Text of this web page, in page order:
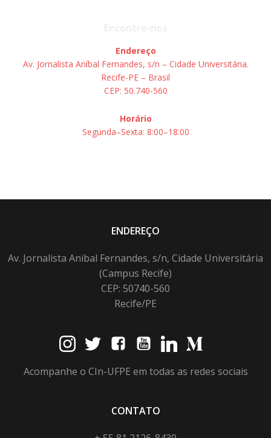
Endereço
Av. Jornalista Aníbal Fernandes, s/n – Cidade Universitária.
Recife-PE – Brasil
CEP: 50.740-560
Horário
Segunda–Sexta: 8:00–18:00
ENDEREÇO
Av. Jornalista Anibal Fernandes, s/n, Cidade Universitária
(Campus Recife)
CEP: 50740-560
Recife/PE
Acompanhe o CIn-UFPE em todas as redes sociais
CONTATO